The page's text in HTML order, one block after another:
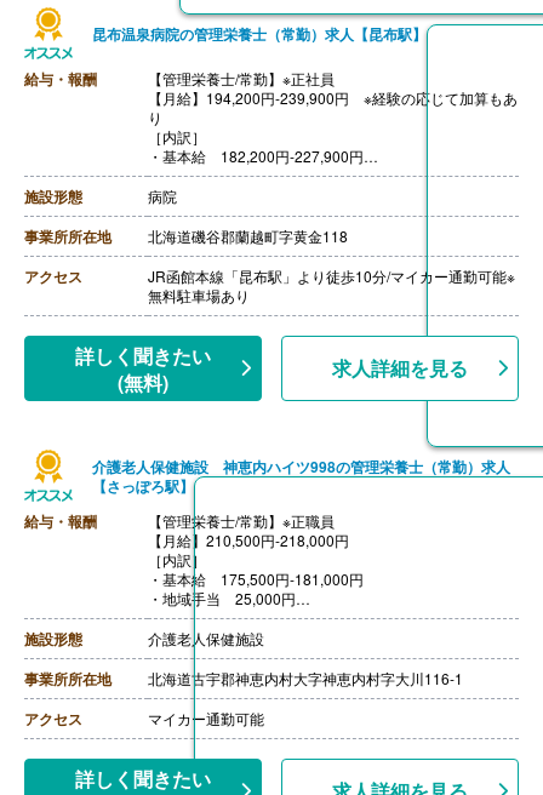
昆布温泉病院の管理栄養士（常勤）求人【昆布駅】
給与・報酬
【管理栄養士/常勤】※正社員
【月給】194,200円-239,900円 ※経験の応じて加算もあ
り
［内訳］
・基本給 182,200円-227,900円
・職務手当 5,000円
・ベースアップ評価料 7,000円
［その他手当］
・扶養手当 配偶者10,000円、子ども5,000円、両親お
よび同居の扶養親族2,000円
【賞与】年2回（計3.50ヶ月分）※前年度実績
【通勤手当】あり（上限20,000円/月）
【昇給】あり（年1回）
施設形態 病院
事業所所在地 北海道磯谷郡蘭越町字黄金118
アクセス
JR函館本線「昆布駅」より徒歩10分/マイカー通勤可能※
無料駐車場あり
詳しく聞きたい
(無料)
求人詳細を見る
介護老人保健施設 神恵内ハイツ998の管理栄養士（常勤）求人
【さっぽろ駅】
給与・報酬
【管理栄養士/常勤】※正職員
【月給】210,500円-218,000円
［内訳］
・基本給 175,500円-181,000円
・地域手当 25,000円
・処遇改善手当 10,000円-12,000円
［その他手当］
・寒冷地手当（10月）
・処遇改善手当（6月、12月）
※毎月の固定支給とは別に支給
【賞与】年2回（計3.00ヶ月分）※前年度実績
【通勤手当】あり（上限30,000円/月）
【昇給】あり（1月あたり2,000円-3,500円）※前年度実
績
施設形態 介護老人保健施設
事業所所在地 北海道古宇郡神恵内村大字神恵内村字大川116-1
アクセス マイカー通勤可能
詳しく聞きたい